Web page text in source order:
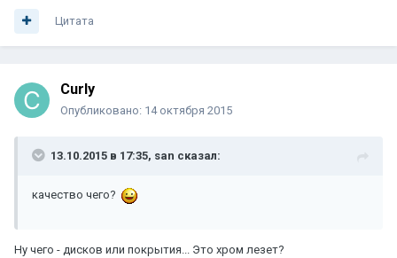
Цитата
Curly
Опубликовано: 14 октября 2015
13.10.2015 в 17:35, san сказал:
качество чего?
Ну чего - дисков или покрытия... Это хром лезет?